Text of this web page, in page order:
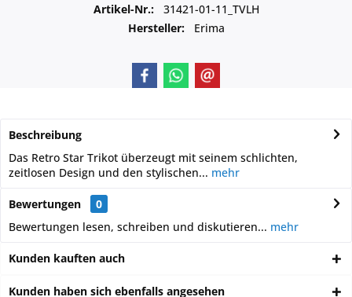
Artikel-Nr.:
31421-01-11_TVLH
Hersteller:
Erima
Beschreibung
Das Retro Star Trikot überzeugt mit seinem schlichten,
zeitlosen Design und den stylischen... mehr
Bewertungen
0
Bewertungen lesen, schreiben und diskutieren... mehr
Kunden kauften auch
Kunden haben sich ebenfalls angesehen